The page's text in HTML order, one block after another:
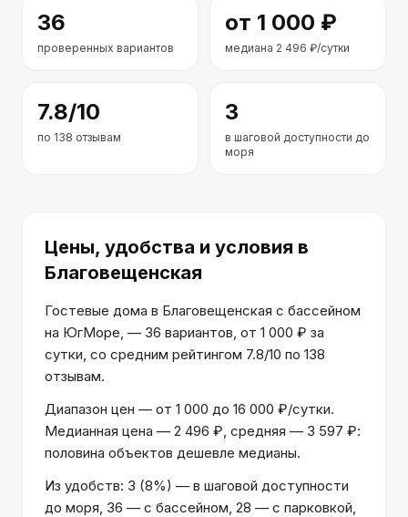
36
проверенных вариантов
от 1 000 ₽
медиана 2 496 ₽/сутки
7.8/10
по 138 отзывам
3
в шаговой доступности до
моря
Цены, удобства и условия в
Благовещенская
Гостевые дома в Благовещенская с бассейном
на ЮгМоре, — 36 вариантов, от 1 000 ₽ за
сутки, со средним рейтингом 7.8/10 по 138
отзывам.
Диапазон цен — от 1 000 до 16 000 ₽/сутки.
Медианная цена — 2 496 ₽, средняя — 3 597 ₽:
половина объектов дешевле медианы.
Из удобств: 3 (8%) — в шаговой доступности
до моря, 36 — с бассейном, 28 — с парковкой,